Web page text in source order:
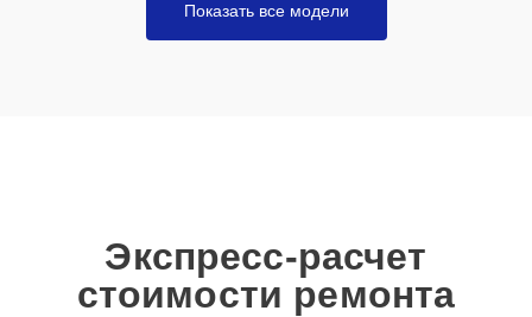
Показать все модели
Экспресс-расчет
стоимости ремонта